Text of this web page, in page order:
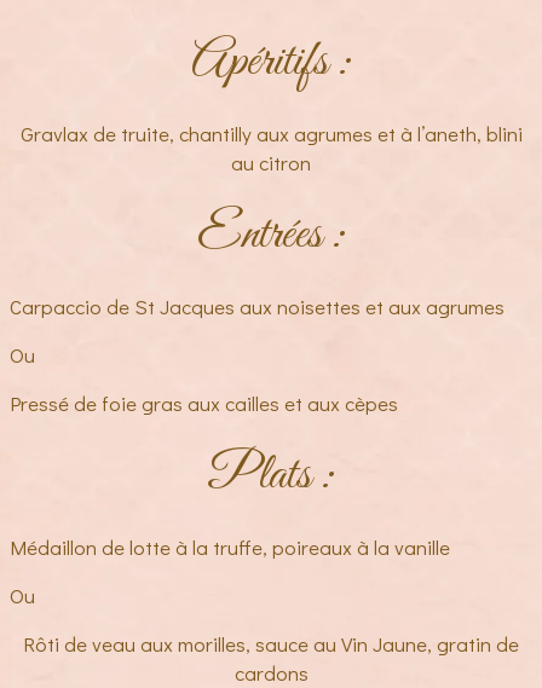
Apéritifs :
Gravlax de truite, chantilly aux agrumes et à l’aneth, blini
au citron
Entrées :
Carpaccio de St Jacques aux noisettes et aux agrumes
Ou
Pressé de foie gras aux cailles et aux cèpes
Plats :
Médaillon de lotte à la truffe, poireaux à la vanille
Ou
Rôti de veau aux morilles, sauce au Vin Jaune, gratin de
cardons